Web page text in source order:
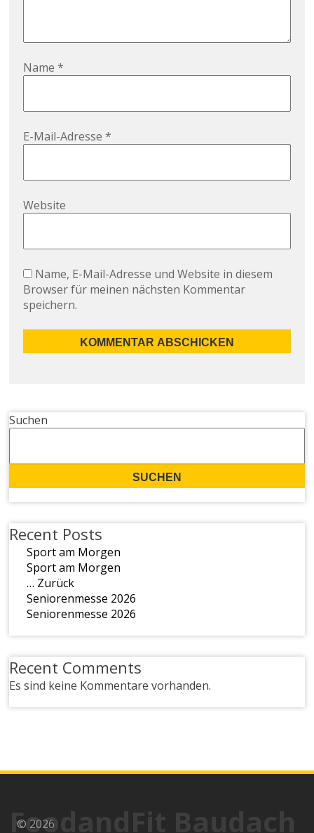
Name*
E-Mail-Adresse*
Website
Name, E-Mail-Adresse und Website in diesem
Browser für meinen nächsten Kommentar
speichern.
Suchen
SUCHEN
Recent Posts
Sport am Morgen
Sport am Morgen
… Zurück
Seniorenmesse 2026
Seniorenmesse 2026
Recent Comments
Es sind keine Kommentare vorhanden.
FoodandFit Baudach
© 2026